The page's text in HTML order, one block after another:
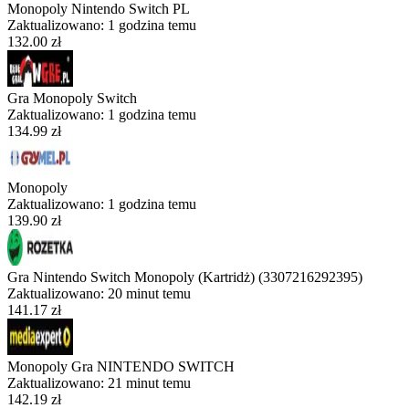
Monopoly Nintendo Switch PL
Zaktualizowano: 1 godzina temu
132.00 zł
Gra Monopoly Switch
Zaktualizowano: 1 godzina temu
134.99 zł
Monopoly
Zaktualizowano: 1 godzina temu
139.90 zł
Gra Nintendo Switch Monopoly (Kartridż) (3307216292395)
Zaktualizowano: 20 minut temu
141.17 zł
Monopoly Gra NINTENDO SWITCH
Zaktualizowano: 21 minut temu
142.19 zł